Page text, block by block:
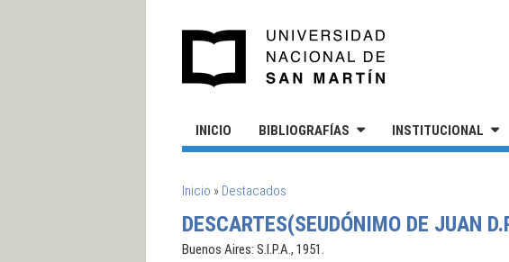
INICIO BIBLIOGRAFÍAS INSTITUCIONAL
SE ENCUENTRA USTED AQUÍ
Inicio » Destacados
DESCARTES(SEUDÓNIMO DE JUAN
Buenos Aires: S.I.P.A., 1951.